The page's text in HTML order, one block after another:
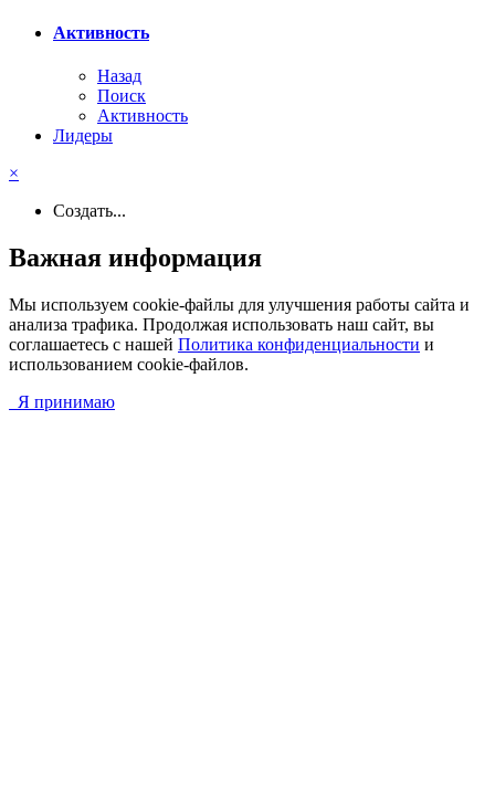
Активность
Назад
Поиск
Активность
Лидеры
×
Создать...
Важная информация
Мы используем cookie-файлы для улучшения работы сайта и
анализа трафика. Продолжая использовать наш сайт, вы
соглашаетесь с нашей Политика конфиденциальности и
использованием cookie-файлов.
Я принимаю